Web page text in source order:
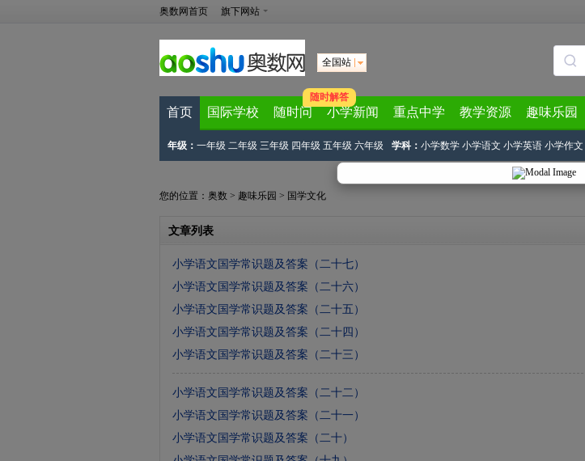
奥数网首页 旗下网站
全国站
首页 国际学校 随时问
随时解答
小学新闻 重点中学 教学资源 趣味乐园
年级： 一年级 二年级 三年级 四年级 五年级 六年级 学科： 小学数学 小学语文 小学英语 小学作文
您的位置： 奥数 > 趣味乐园 > 国学文化
文章列表
小学语文国学常识题及答案（二十七）
小学语文国学常识题及答案（二十六）
小学语文国学常识题及答案（二十五）
小学语文国学常识题及答案（二十四）
小学语文国学常识题及答案（二十三）
小学语文国学常识题及答案（二十二）
小学语文国学常识题及答案（二十一）
小学语文国学常识题及答案（二十）